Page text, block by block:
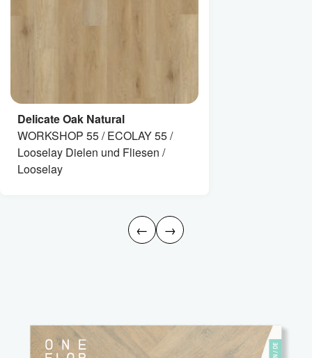
Delicate Oak Natural
WORKSHOP 55 / ECOLAY 55 /
Looselay Dielen und Fliesen /
Looselay
← →